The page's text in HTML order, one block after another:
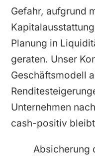
Gefahr, aufgrund
Planung in
geraten. Unser
Geschäftsmodell
Unternehmen
cash-positiv
Absicherung